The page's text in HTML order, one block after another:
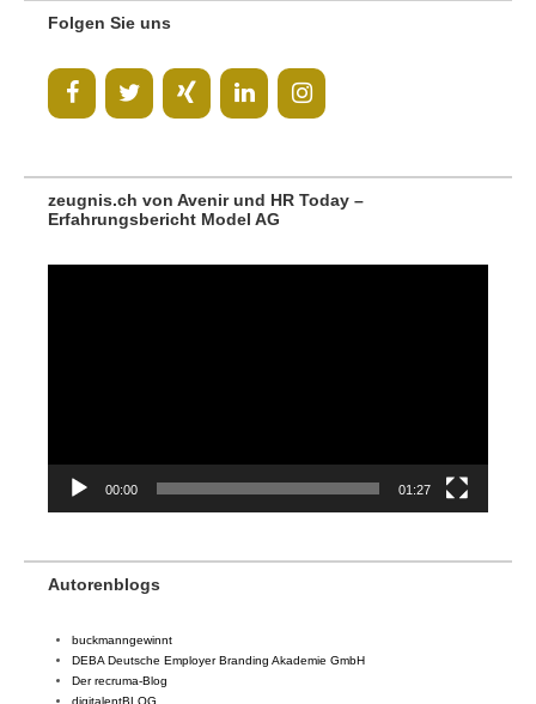
Folgen Sie uns
zeugnis.ch von Avenir und HR Today –
Erfahrungsbericht Model AG
00:00 01:27
Autorenblogs
buckmanngewinnt
DEBA Deutsche Employer Branding Akademie GmbH
Der recruma-Blog
digitalentBLOG